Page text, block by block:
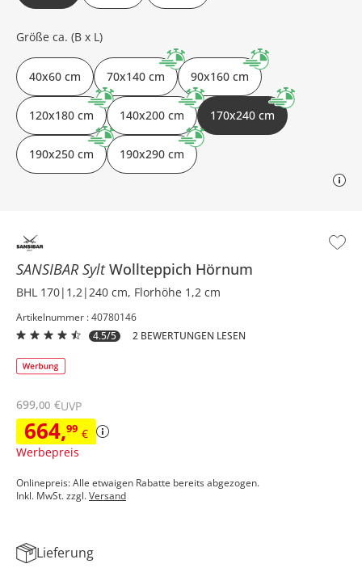
SANSIBAR SyltWollteppich Hörnum
BHL 170|1,2|240 cm, Florhöhe 1,2 cm
Artikelnummer : 40780146
4.5/5
2 BEWERTUNGEN LESEN
664,99 €
Werbepreis
699,00 €UVP
Onlinepreis: Alle etwaigen Rabatte bereits abgezogen.
Inkl. MwSt. zzgl.Versand
Größe ca. (B x L)
40x60 cm 70x140 cm 90x160 cm
120x180 cm 140x200 cm 170x240 cm
190x250 cm 190x290 cm
Lieferung